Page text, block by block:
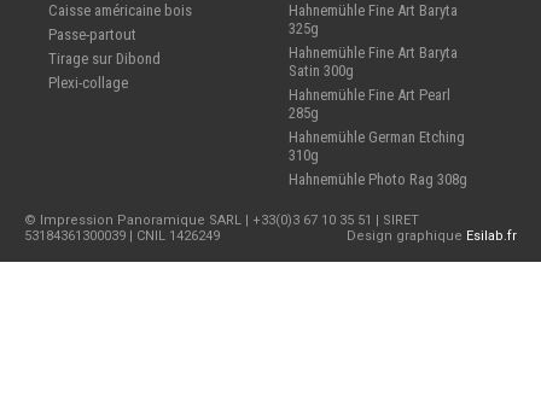
Caisse américaine bois
Passe-partout
Tirage sur Dibond
Plexi-collage
Hahnemühle Fine Art Baryta
325g
Hahnemühle Fine Art Baryta
Satin 300g
Hahnemühle Fine Art Pearl
285g
Hahnemühle German Etching
310g
Hahnemühle Photo Rag 308g
© Impression Panoramique SARL | +33(0)3 67 10 35 51 | SIRET
53184361300039 | CNIL 1426249
Design graphique Esilab.fr